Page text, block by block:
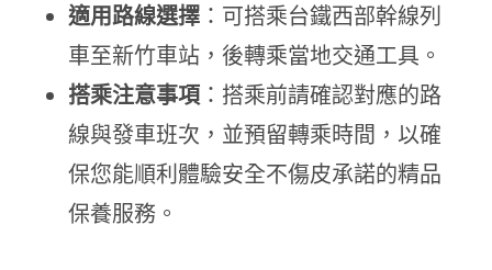
適用路線選擇 ：可搭乘台鐵西部幹線列
車至新竹車站，後轉乘當地交通工具。
搭乘注意事項 ：搭乘前請確認對應的路
線與發車班次，並預留轉乘時間，以確
保您能順利體驗安全不傷皮承諾的精品
保養服務。